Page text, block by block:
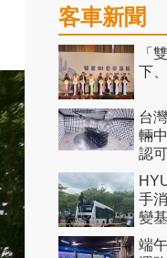
客車新聞
「
下
台
輛
認可
手
變
端